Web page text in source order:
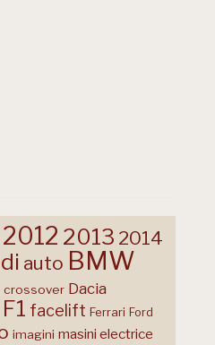
2012 2013 2014
auto BMW
crossover Dacia
F1 facelift Ferrari Ford
imagini masini electrice